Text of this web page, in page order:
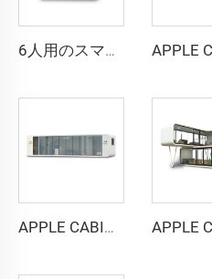
6人用のスマートで防音性の高いブース - Cyspace Y PROシリーズ
APPLE CABIN CAPSULE HOUSE -Cyspace A12シリーズ